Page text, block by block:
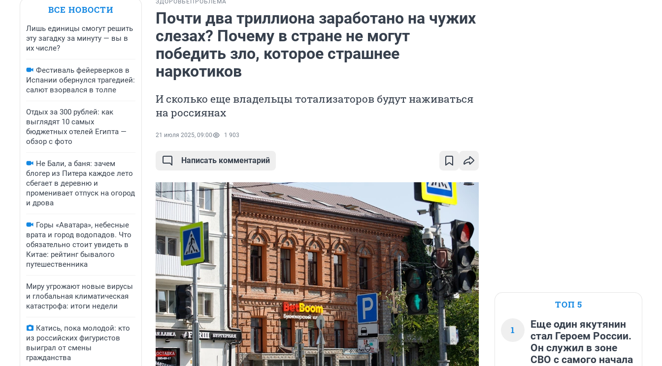
ВСЕ НОВОСТИ
Лишь единицы смогут решить
эту загадку за минуту — вы в
их числе?
Фестиваль фейерверков в
Испании обернулся трагедией:
салют взорвался в толпе
Отдых за 300 рублей: как
выглядят 10 самых
бюджетных отелей Египта —
обзор с фото
Не Бали, а баня: зачем
блогер из Питера каждое лето
сбегает в деревню и
променивает отпуск на огород
и дрова
Горы «Аватара», небесные
врата и город водопадов. Что
обязательно стоит увидеть в
Китае: рейтинг бывалого
путешественника
Миру угрожают новые вирусы
и глобальная климатическая
катастрофа: итоги недели
Катись, пока молодой: кто
из российских фигуристов
выиграл от смены
гражданства
ЗДОРОВЬЕ ПРОБЛЕМА
Почти два триллиона заработано на чужих
слезах? Почему в стране не могут
победить зло, которое страшнее
наркотиков
И сколько еще владельцы тотализаторов будут наживаться
на россиянах
21 июля 2025, 09:00 1 903
Написать комментарий
ТОП 5
1
Еще один якутянин
стал Героем России.
Он служил в зоне
СВО с самого начала